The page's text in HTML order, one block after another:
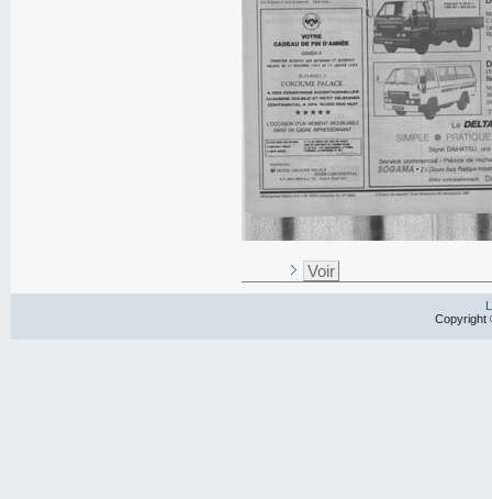
Voir
Copyright